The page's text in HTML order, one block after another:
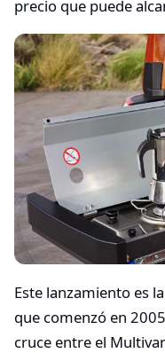
precio que puede
Este lanzamiento es
que comenzó en
cruce entre el